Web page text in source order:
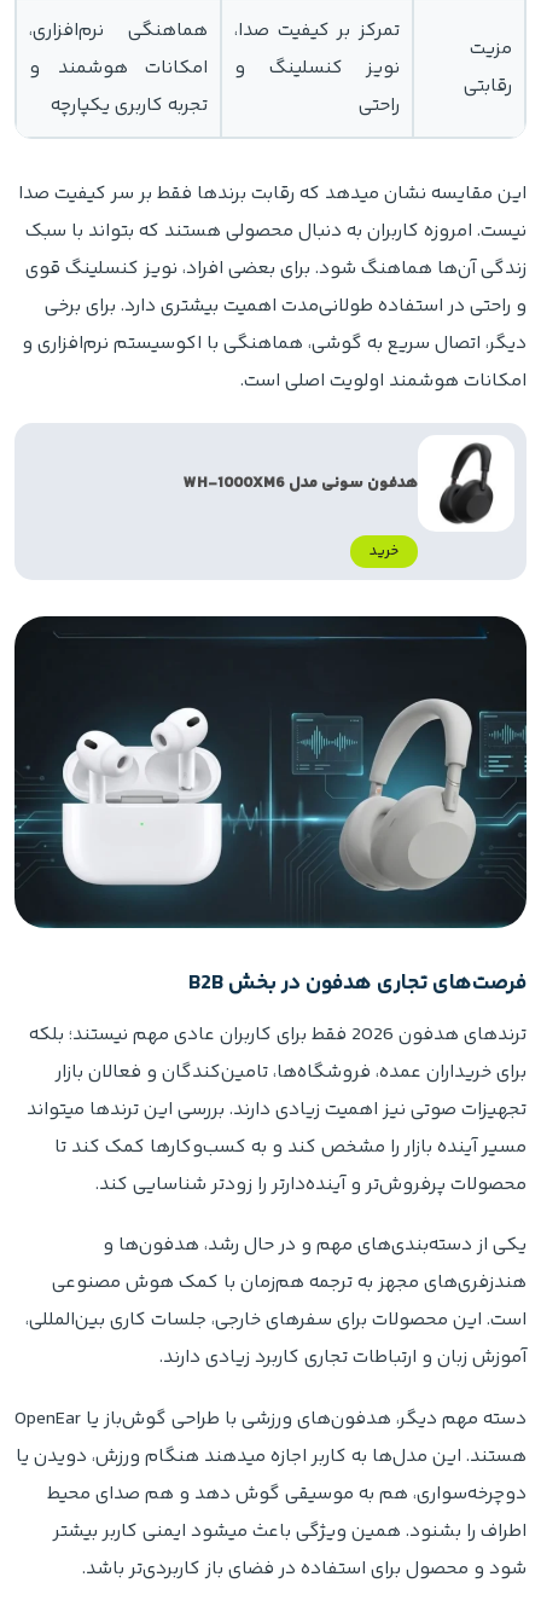
مزیت
رقابتی
تمرکز بر کیفیت صدا،
نویز کنسلینگ و
راحتی
هماهنگی نرم‌افزاری،
امکانات هوشمند و
تجربه کاربری یکپارچه
این مقایسه نشان میدهد که رقابت برندها فقط بر سر کیفیت صدا
نیست. امروزه کاربران به دنبال محصولی هستند که بتواند با سبک
زندگی آن‌ها هماهنگ شود. برای بعضی افراد، نویز کنسلینگ قوی
و راحتی در استفاده طولانی‌مدت اهمیت بیشتری دارد. برای برخی
دیگر، اتصال سریع به گوشی، هماهنگی با اکوسیستم نرم‌افزاری و
امکانات هوشمند اولویت اصلی است.
هدفون سونی مدل WH-1000XM6
خرید
فرصت‌های تجاری هدفون در بخش B2B
ترندهای هدفون 2026 فقط برای کاربران عادی مهم نیستند؛ بلکه
برای خریداران عمده، فروشگاه‌ها، تامین‌کندگان و فعالان بازار
تجهیزات صوتی نیز اهمیت زیادی دارند. بررسی این ترندها میتواند
مسیر آینده بازار را مشخص کند و به کسب‌وکارها کمک کند تا
محصولات پرفروش‌تر و آینده‌دارتر را زودتر شناسایی کند.
یکی از دسته‌بندی‌های مهم و در حال رشد، هدفون‌ها و
هندزفری‌های مجهز به ترجمه هم‌زمان با کمک هوش مصنوعی
است. این محصولات برای سفرهای خارجی، جلسات کاری بین‌المللی،
آموزش زبان و ارتباطات تجاری کاربرد زیادی دارند.
دسته مهم دیگر، هدفون‌های ورزشی با طراحی گوش‌باز یا OpenEar
هستند. این مدل‌ها به کاربر اجازه میدهند هنگام ورزش، دویدن یا
دوچرخه‌سواری، هم به موسیقی گوش دهد و هم صدای محیط
اطراف را بشنود. همین ویژگی باعث میشود ایمنی کاربر بیشتر
شود و محصول برای استفاده در فضای باز کاربردی‌تر باشد.